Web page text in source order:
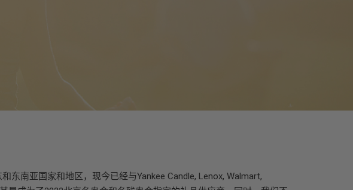
东南亚国家和地区，现今已经与Yankee Candle, Lenox, Walmart,